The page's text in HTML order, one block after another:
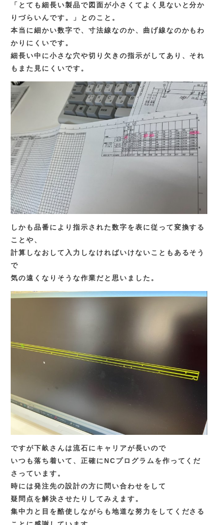
「とても細長い製品で図面が小さくてよく見ないと分か
りづらいんです。」とのこと。
本当に細かい数字で、寸法線なのか、曲げ線なのかもわ
かりにくいです。
細長い中に小さな穴や切り欠きの指示がしてあり、それ
もまた見にくいです。
しかも品番により指示された数字を表に従って変換する
ことや、
計算しなおして入力しなければいけないこともあるそう
で
気の遠くなりそうな作業だと思いました。
ですが下畝さんは流石にキャリアが長いので
いつも落ち着いて、正確にNCプログラムを作ってくだ
さっています。
時には発注先の設計の方に問い合わせをして
疑問点を解決させたりしてみえます。
集中力と目を酷使しながらも地道な努力をしてくださる